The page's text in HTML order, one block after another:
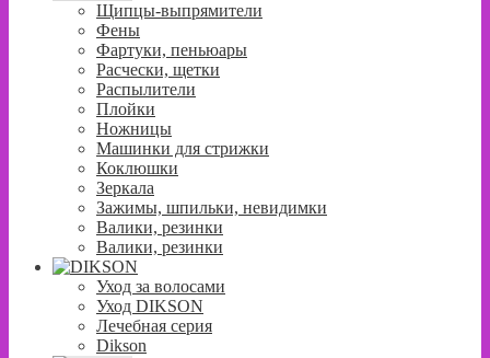
Щипцы-выпрямители
Фены
Фартуки, пеньюары
Расчески, щетки
Распылители
Плойки
Ножницы
Машинки для стрижки
Коклюшки
Зеркала
Зажимы, шпильки, невидимки
Валики, резинки
Валики, резинки
Уход за волосами
Уход DIKSON
Лечебная серия
Dikson